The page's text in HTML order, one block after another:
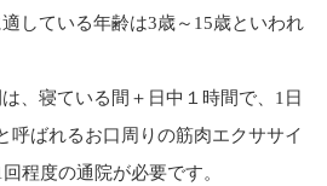
している年齢は3歳～15歳といわれ
、寝ている間＋日中１時間で、1日
呼ばれるお口周りの筋肉エクササイ
程度の通院が必要です。